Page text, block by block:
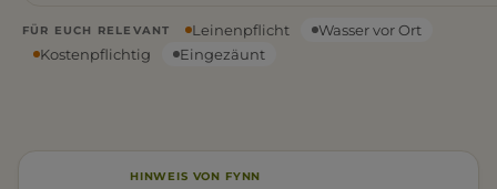
FÜR EUCH RELEVANT Leinenpflicht
Wasser vor Ort
Kostenpflichtig
Eingezäunt
HINWEIS VON FYNN